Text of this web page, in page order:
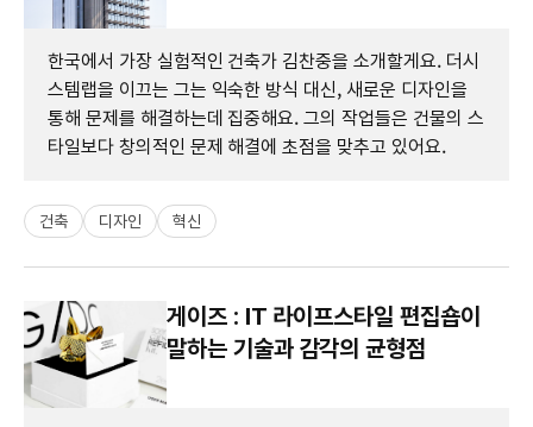
한국에서 가장 실험적인 건축가 김찬중을 소개할게요. 더시
스템랩을 이끄는 그는 익숙한 방식 대신, 새로운 디자인을
통해 문제를 해결하는데 집중해요. 그의 작업들은 건물의 스
타일보다 창의적인 문제 해결에 초점을 맞추고 있어요.
건축 디자인 혁신
게이즈 : IT 라이프스타일 편집숍이
말하는 기술과 감각의 균형점